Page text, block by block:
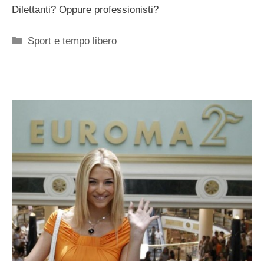
Dilettanti? Oppure professionisti?
Categorie
Sport e tempo libero